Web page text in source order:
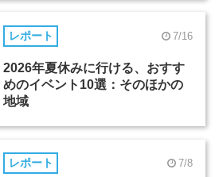
レポート 7/16
2026年夏休みに行ける、おすす
めのイベント10選：そのほかの
地域
レポート 7/8